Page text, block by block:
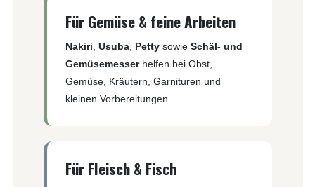
Für Gemüse & feine Arbeiten
Nakiri, Usuba, Pettysowie Schäl- und
Gemüsemesserhelfen bei Obst,
Gemüse, Kräutern, Garnituren und
kleinen Vorbereitungen.
Für Fleisch & Fisch